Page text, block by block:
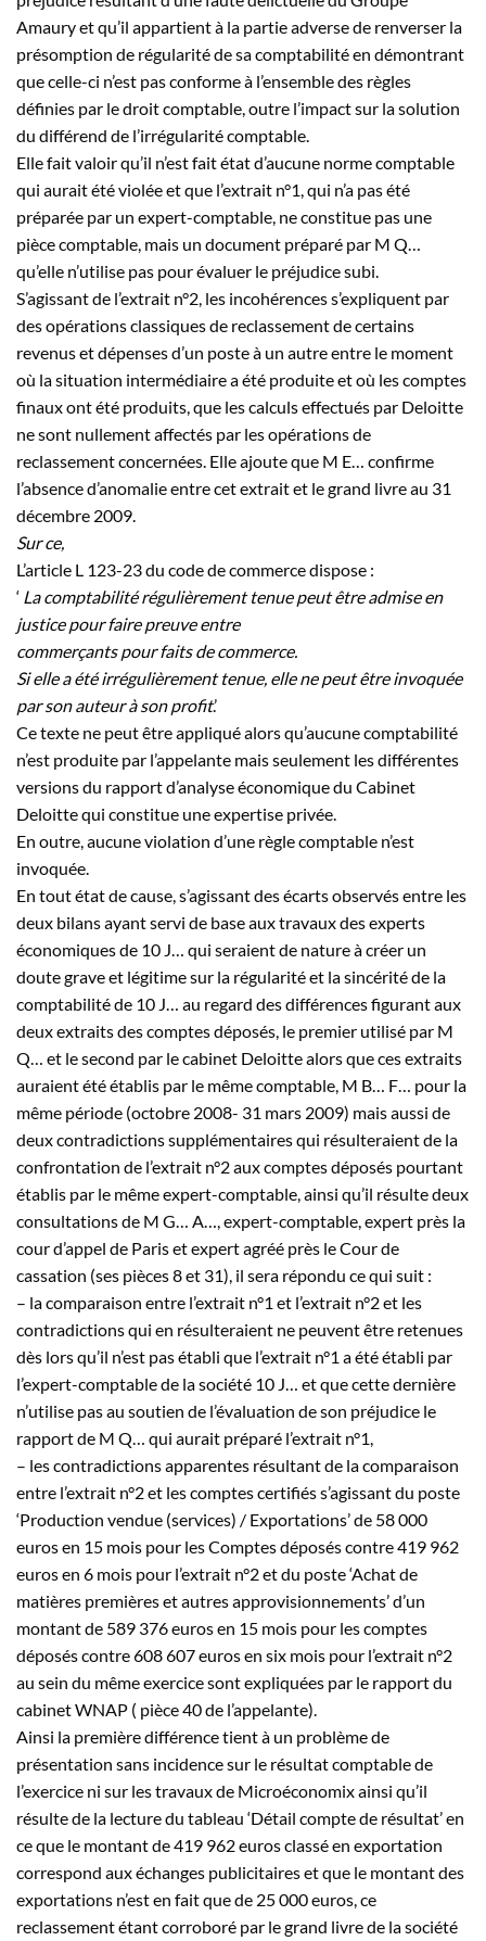
Amaury et qu’il appartient à la partie adverse de renverser la
présomption de régularité de sa comptabilité en démontrant
que celle-ci n’est pas conforme à l’ensemble des règles
définies par le droit comptable, outre l’impact sur la solution
du différend de l’irrégularité comptable.
Elle fait valoir qu’il n’est fait état d’aucune norme comptable
qui aurait été violée et que l’extrait n°1, qui n’a pas été
préparée par un expert-comptable, ne constitue pas une
pièce comptable, mais un document préparé par M Q…
qu’elle n’utilise pas pour évaluer le préjudice subi.
S’agissant de l’extrait n°2, les incohérences s’expliquent par
des opérations classiques de reclassement de certains
revenus et dépenses d’un poste à un autre entre le moment
où la situation intermédiaire a été produite et où les comptes
finaux ont été produits, que les calculs effectués par Deloitte
ne sont nullement affectés par les opérations de
reclassement concernées. Elle ajoute que M E… confirme
l’absence d’anomalie entre cet extrait et le grand livre au 31
décembre 2009.
Sur ce,
L’article L 123-23 du code de commerce dispose :
‘ La comptabilité régulièrement tenue peut être admise en
justice pour faire preuve entre
commerçants pour faits de commerce.
Si elle a été irrégulièrement tenue, elle ne peut être invoquée
par son auteur à son profit.’
Ce texte ne peut être appliqué alors qu’aucune comptabilité
n’est produite par l’appelante mais seulement les différentes
versions du rapport d’analyse économique du Cabinet
Deloitte qui constitue une expertise privée.
En outre, aucune violation d’une règle comptable n’est
invoquée.
En tout état de cause, s’agissant des écarts observés entre les
deux bilans ayant servi de base aux travaux des experts
économiques de 10 J… qui seraient de nature à créer un
doute grave et légitime sur la régularité et la sincérité de la
comptabilité de 10 J… au regard des différences figurant aux
deux extraits des comptes déposés, le premier utilisé par M
Q… et le second par le cabinet Deloitte alors que ces extraits
auraient été établis par le même comptable, M B… F… pour la
même période (octobre 2008- 31 mars 2009) mais aussi de
deux contradictions supplémentaires qui résulteraient de la
confrontation de l’extrait n°2 aux comptes déposés pourtant
établis par le même expert-comptable, ainsi qu’il résulte deux
consultations de M G… A…, expert-comptable, expert près la
cour d’appel de Paris et expert agréé près le Cour de
cassation (ses pièces 8 et 31), il sera répondu ce qui suit :
– la comparaison entre l’extrait n°1 et l’extrait n°2 et les
contradictions qui en résulteraient ne peuvent être retenues
dès lors qu’il n’est pas établi que l’extrait n°1 a été établi par
l’expert-comptable de la société 10 J… et que cette dernière
n’utilise pas au soutien de l’évaluation de son préjudice le
rapport de M Q… qui aurait préparé l’extrait n°1,
– les contradictions apparentes résultant de la comparaison
entre l’extrait n°2 et les comptes certifiés s’agissant du poste
‘Production vendue (services) / Exportations’ de 58 000
euros en 15 mois pour les Comptes déposés contre 419 962
euros en 6 mois pour l’extrait n°2 et du poste ‘Achat de
matières premières et autres approvisionnements’ d’un
montant de 589 376 euros en 15 mois pour les comptes
déposés contre 608 607 euros en six mois pour l’extrait n°2
au sein du même exercice sont expliquées par le rapport du
cabinet WNAP ( pièce 40 de l’appelante).
Ainsi la première différence tient à un problème de
présentation sans incidence sur le résultat comptable de
l’exercice ni sur les travaux de Microéconomix ainsi qu’il
résulte de la lecture du tableau ‘Détail compte de résultat’ en
ce que le montant de 419 962 euros classé en exportation
correspond aux échanges publicitaires et que le montant des
exportations n’est en fait que de 25 000 euros, ce
reclassement étant corroboré par le grand livre de la société